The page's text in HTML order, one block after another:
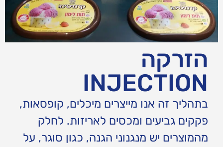
הזרקה
INJECTION
בתהליך זה אנו מייצרים מיכלים, קופסאות,
פקקים גביעים ומכסים לאריזות. לחלק
מהמוצרים יש מנגנוני הגנה, כגון סוגר, על